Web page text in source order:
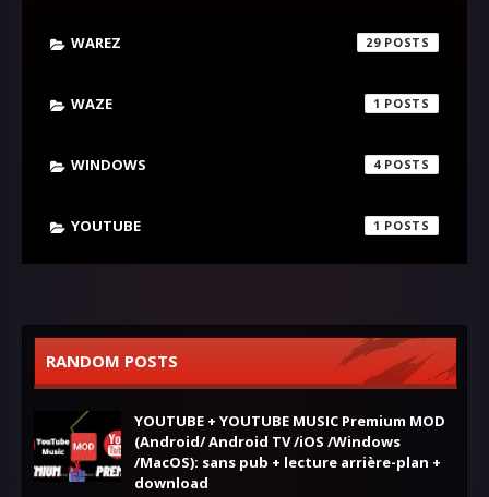
WAREZ 29
WAZE 1
WINDOWS 4
YOUTUBE 1
RANDOM POSTS
YOUTUBE + YOUTUBE MUSIC Premium MOD
(Android/ Android TV /iOS /Windows
/MacOS): sans pub + lecture arrière-plan +
download